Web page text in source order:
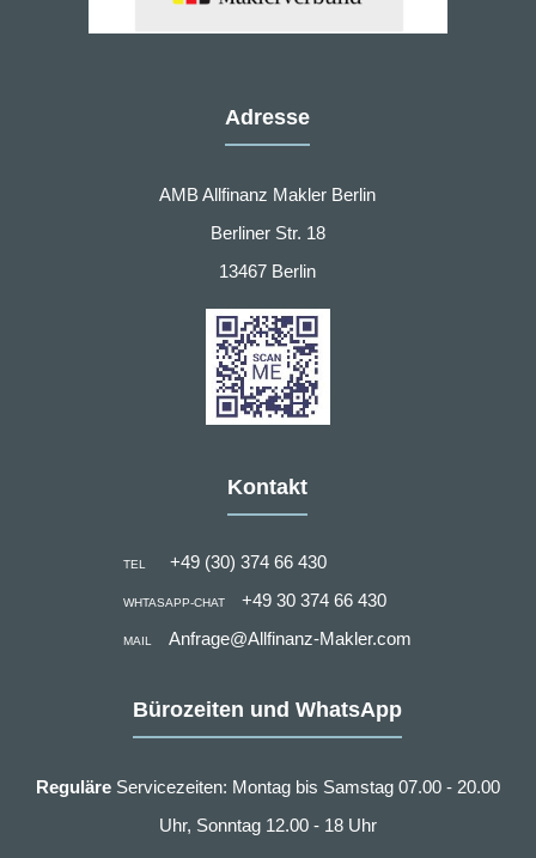
Adresse
AMB Allfinanz Makler Berlin
Berliner Str. 18
13467 Berlin
Kontakt
TEL +49 (30) 374 66 430
WHTASAPP-CHAT +49 30 374 66 430
MAIL Anfrage@Allfinanz-Makler.com
Bürozeiten und WhatsApp
ReguläreServicezeiten: Montag bis Samstag 07.00 - 20.00
Uhr, Sonntag 12.00 - 18 Uhr